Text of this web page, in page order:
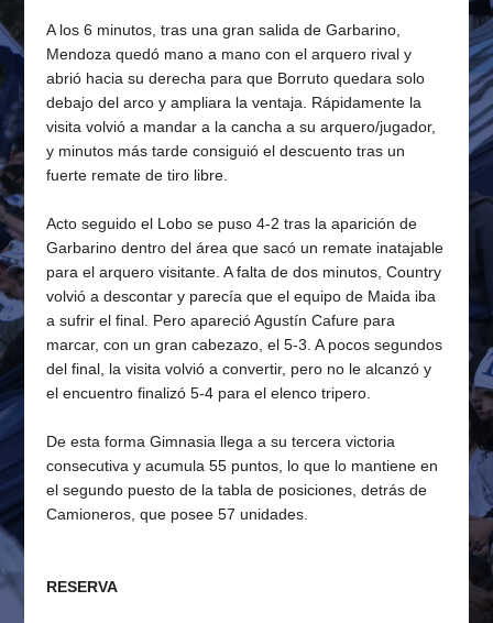
A los 6 minutos, tras una gran salida de Garbarino,
Mendoza quedó mano a mano con el arquero rival y
abrió hacia su derecha para que Borruto quedara solo
debajo del arco y ampliara la ventaja. Rápidamente la
visita volvió a mandar a la cancha a su arquero/jugador,
y minutos más tarde consiguió el descuento tras un
fuerte remate de tiro libre.
Acto seguido el Lobo se puso 4-2 tras la aparición de
Garbarino dentro del área que sacó un remate inatajable
para el arquero visitante. A falta de dos minutos, Country
volvió a descontar y parecía que el equipo de Maida iba
a sufrir el final. Pero apareció Agustín Cafure para
marcar, con un gran cabezazo, el 5-3. A pocos segundos
del final, la visita volvió a convertir, pero no le alcanzó y
el encuentro finalizó 5-4 para el elenco tripero.
De esta forma Gimnasia llega a su tercera victoria
consecutiva y acumula 55 puntos, lo que lo mantiene en
el segundo puesto de la tabla de posiciones, detrás de
Camioneros, que posee 57 unidades.
RESERVA